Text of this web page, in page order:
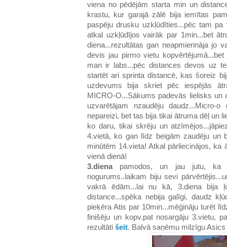
viena no pēdējām starta min un
krastu, kur garajā zālē bija iemītas
paspēju drusku uzkļūdīties...pēc tam
atkal uzkļūdījos vairāk par 1min...bet
diena...rezultātas gan neapmierināja jo
devis jau pirmo vietu
man ir labs...pēc distances devos uz
startēt ari sprinta distancē, kas šoreiz
uzdevums bija skriet pēc iespējās
MICRO-O...Sākums padevās lielisks un
uzvarētājam nzaudēju daudz...Micro-
nepareizi, bet tas bija tikai ātruma dēļ un
ko daru, tikai skrēju un
4.vietā, ko gan līdz beigām zaudēju un
minūtēm 14.vieta! Atkal pārliecinājos, ka
vienā dienā!
3.diena pamodos, un jau jutu, ka
nogurums..laikam biju sevi
vakrā ēdām...lai nu kā, 3.diena bija
distance...spēka nebija galīgi, daudz
pieķēra Atis par 10min...mēģināju turēt
finišēju un kopv.pat nosargāju 3.vietu,
rezultāti šeit. Balvā saņēmu milzīgu